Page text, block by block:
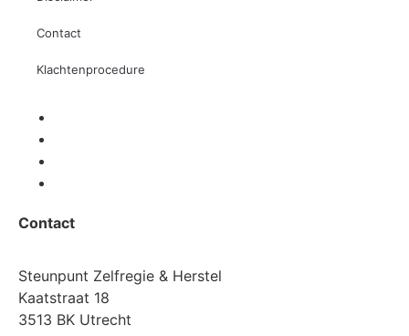
Contact
Klachtenprocedure
Contact
Steunpunt Zelfregie & Herstel
Kaatstraat 18
3513 BK Utrecht